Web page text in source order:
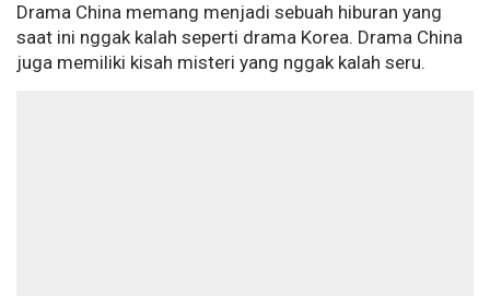
Drama China memang menjadi sebuah hiburan yang
saat ini nggak kalah seperti drama Korea. Drama China
juga memiliki kisah misteri yang nggak kalah seru.